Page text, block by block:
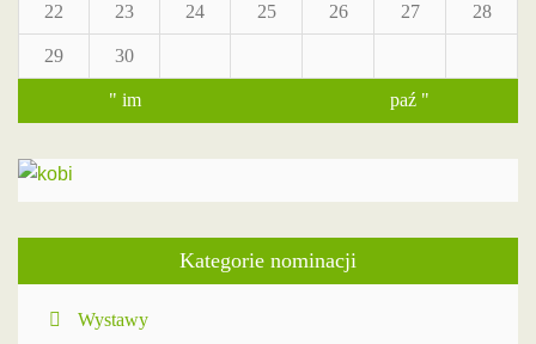
22 23 24 25 26 27 28
29 30
" im paź "
Kategorie nominacji
Wystawy